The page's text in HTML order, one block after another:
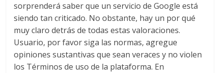
sorprenderá saber que un servicio de Google está
siendo tan criticado. No obstante, hay un por qué
muy claro detrás de todas estas valoraciones.
Usuario, por favor siga las normas, agregue
opiniones sustantivas que sean veraces y no violen
los Términos de uso de la plataforma. En